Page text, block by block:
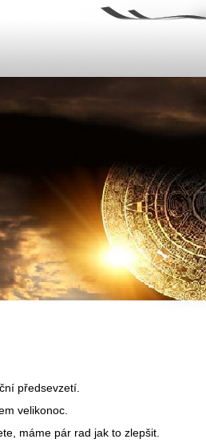
předsevzetí.
velikonoc.
máme pár rad jak to zlepšit.